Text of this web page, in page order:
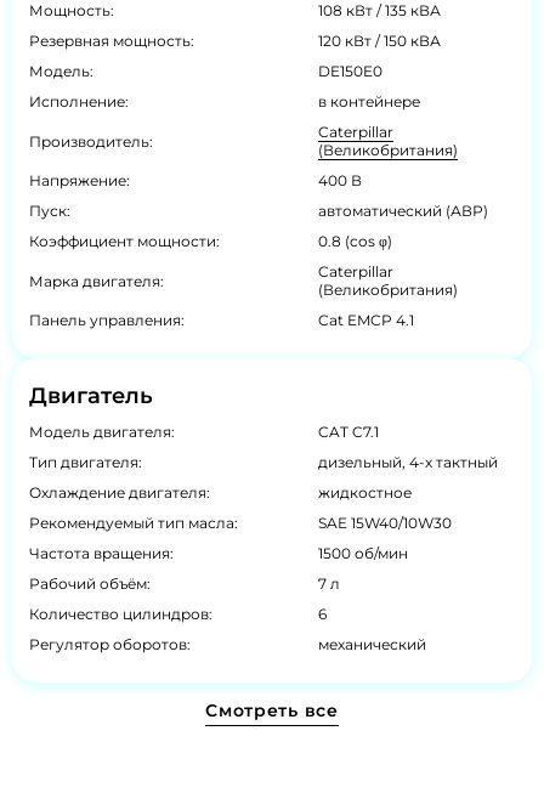
Мощность:
108 кВт / 135 кВА
Резервная мощность:
120 кВт / 150 кВА
Модель:
DE150E0
Исполнение:
в контейнере
Производитель:
Caterpillar
(Великобритания)
Напряжение:
400 В
Пуск:
автоматический (АВР)
Коэффициент мощности:
0.8 (cos φ)
Марка двигателя:
Caterpillar
(Великобритания)
Панель управления:
Cat EMCP 4.1
Двигатель
Модель двигателя:
CAT C7.1
Тип двигателя:
дизельный, 4-х тактный
Охлаждение двигателя:
жидкостное
Рекомендуемый тип масла:
SAE 15W40/10W30
Частота вращения:
1500 об/мин
Рабочий объём:
7 л
Количество цилиндров:
6
Регулятор оборотов:
механический
Смотреть все